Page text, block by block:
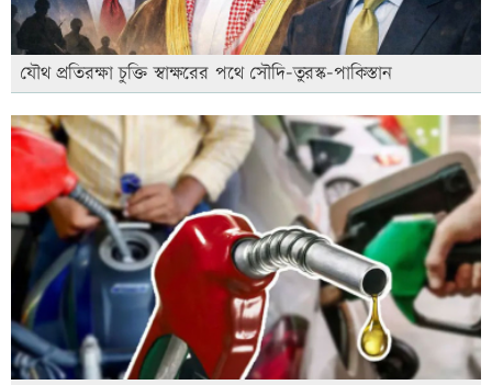
যৌথ প্রতিরক্ষা চুক্তি স্বাক্ষরের পথে সৌদি-তুরস্ক-পাকিস্তান